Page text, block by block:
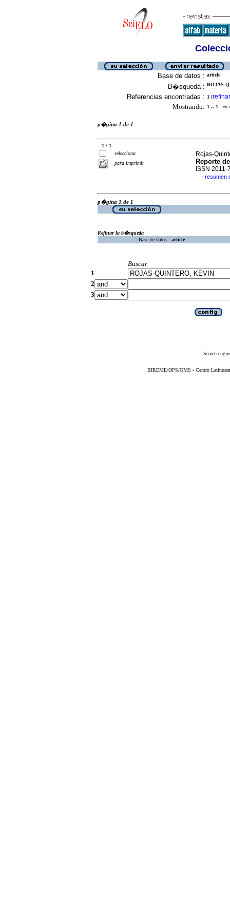
Base de datos : article
B�squeda : ROJAS-
Referencias encontradas : 1 [refinar
Mostrando: 1 .. 1 en
p�gina 1 de 1
1 / 1
selecciona
para imprimir
Rojas-
Reporte
ISSN 2011-
· resumen
p�gina 1 de 1
Refinar la b�squeda
Base de datos : article
Buscar
1
2
3
Search
BIREME/OPS/OMS - Centro